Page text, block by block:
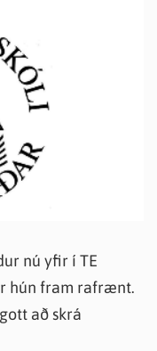
nú yfir í TE
hún fram rafrænt.
að skrá